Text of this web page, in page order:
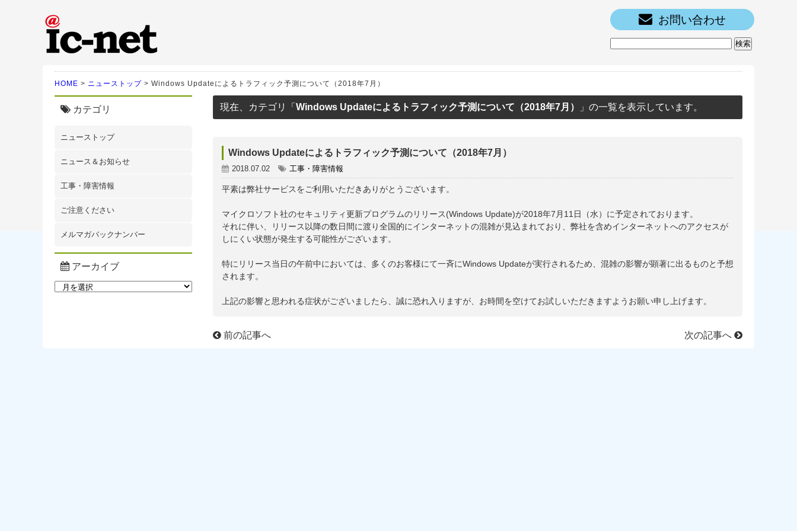
お問い合わせ
HOME > ニューストップ > Windows Updateによるトラフィック予測について（2018年7月）
カテゴリ
ニューストップ
ニュース＆お知らせ
工事・障害情報
ご注意ください
メルマガバックナンバー
アーカイブ
現在、カテゴリ「 Windows Updateによるトラフィック予測について（2018年7月） 」の一覧を表示しています。
Windows Updateによるトラフィック予測について（2018年7月）
2018.07.02 工事・障害情報
平素は弊社サービスをご利用いただきありがとうございます。
マイクロソフト社のセキュリティ更新プログラムのリリース(Windows Update)が2018年7月11日（水）に予定されております。
それに伴い、リリース以降の数日間に渡り全国的にインターネットの混雑が見込まれており、弊社を含めインターネットへのアクセスが
しにくい状態が発生する可能性がございます。
特にリリース当日の午前中においては、多くのお客様にて一斉にWindows Updateが実行されるため、混雑の影響が顕著に出るものと予想
されます。
上記の影響と思われる症状がございましたら、誠に恐れ入りますが、お時間を空けてお試しいただきますようお願い申し上げます。
前の記事へ 次の記事へ